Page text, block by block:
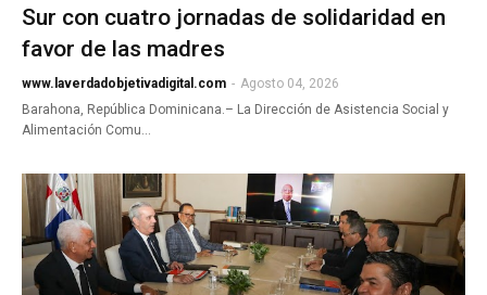
Sur con cuatro jornadas de solidaridad en
favor de las madres
www.laverdadobjetivadigital.com - Agosto 04, 2026
Barahona, República Dominicana.– La Dirección de Asistencia Social y
Alimentación Comu…